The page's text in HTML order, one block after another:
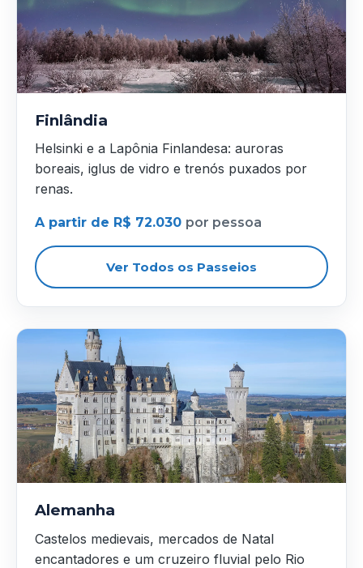
Finlândia
Helsinki e a Lapônia Finlandesa: auroras
boreais, iglus de vidro e trenós puxados por
renas.
A partir de R$ 72.030 por pessoa
Ver Todos os Passeios
Alemanha
Castelos medievais, mercados de Natal
encantadores e um cruzeiro fluvial pelo Rio